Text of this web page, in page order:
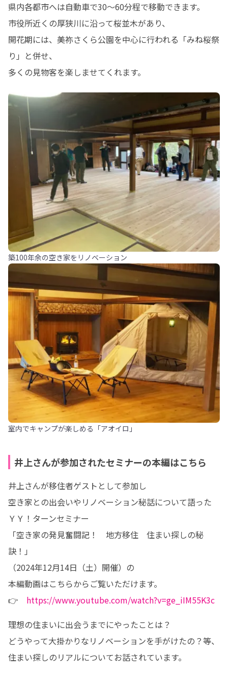
県内各都市へは自動車で30～60分程で移動できます。
市役所近くの厚狭川に沿って桜並木があり、
開花期には、美祢さくら公園を中心に行われる「みね桜祭
り」と併せ、
多くの見物客を楽しませてくれます。
築100年余の空き家をリノベーション
室内でキャンプが楽しめる「アオイロ」
井上さんが参加されたセミナーの本編はこちら
井上さんが移住者ゲストとして参加し
空き家との出会いやリノベーション秘話について語った
ＹＹ！ターンセミナー
「空き家の発見奮闘記！　地方移住　住まい探しの秘
訣！」
（2024年12月14日（土）開催）の
本編動画はこちらからご覧いただけます。
👉 https://www.youtube.com/watch?v=ge_iIM55K3c
理想の住まいに出会うまでにやったことは？
どうやって大掛かりなリノベーションを手がけたの？等、
住まい探しのリアルについてお話されています。